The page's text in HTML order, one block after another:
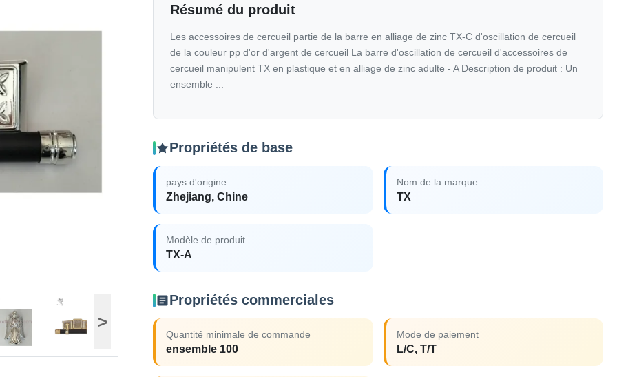
>
Résumé du produit
Les accessoires de cercueil partie de la barre en alliage de zinc TX-C d'oscillation de cercueil
de la couleur pp d'or d'argent de cercueil La barre d'oscillation de cercueil d'accessoires de
cercueil manipulent TX en plastique et en alliage de zinc adulte - A Description de produit : Un
ensemble ...
Propriétés de base
pays d'origine
Zhejiang, Chine
Nom de la marque
TX
Modèle de produit
TX-A
Propriétés commerciales
Quantité minimale de commande
ensemble 100
Mode de paiement
L/C, T/T